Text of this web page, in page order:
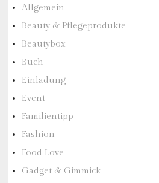
Allgemein
Beauty & Pflegeprodukte
Beautybox
Buch
Einladung
Event
Familientipp
Fashion
Food Love
Gadget & Gimmick